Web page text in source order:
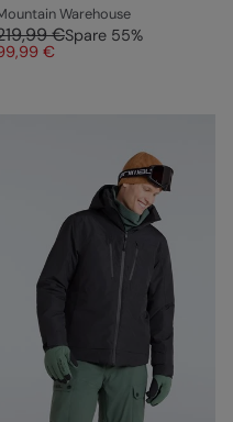
Warehouse
€Spare 55%
€